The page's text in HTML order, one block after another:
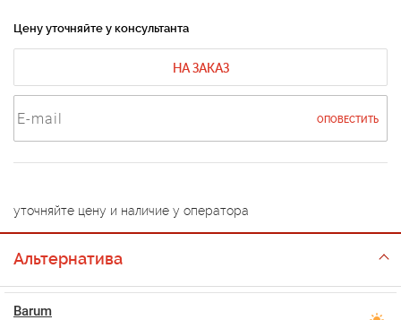
Цену уточняйте у консультанта
НА ЗАКАЗ
ОПОВЕСТИТЬ
уточняйте цену и наличие у оператора
Альтернатива
Barum